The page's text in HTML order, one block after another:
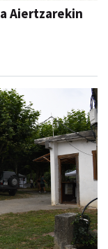
Aiertzarekin